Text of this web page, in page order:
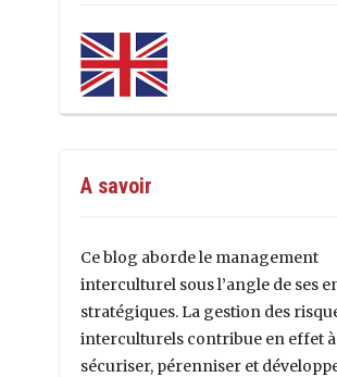
A savoir
Ce blog aborde le management
interculturel sous l’angle de ses
stratégiques. La gestion des
interculturels contribue en effet à
sécuriser, pérenniser et